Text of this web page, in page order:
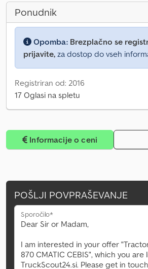
Ponudnik
Opomba: Brezplačno se
prijavite, za dostop do vseh
Registriran od: 2016
17 Oglasi na spletu
Informacije o ceni
POŠLJI POVPRAŠEVANJE
Sporočilo*